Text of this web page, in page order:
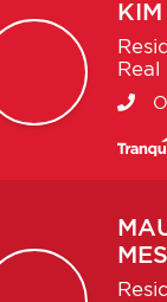
KIM